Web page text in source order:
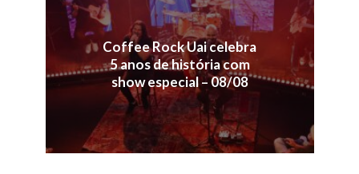
Coffee Rock Uai celebra
5 anos de história com
show especial – 08/08